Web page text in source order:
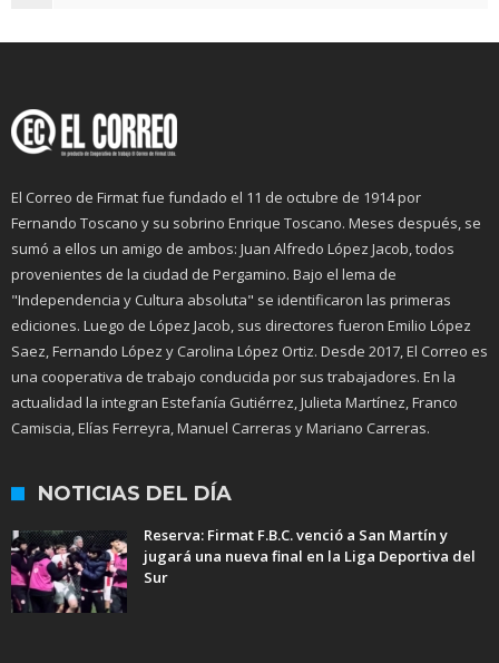
El Correo de Firmat fue fundado el 11 de octubre de 1914 por
Fernando Toscano y su sobrino Enrique Toscano. Meses después, se
sumó a ellos un amigo de ambos: Juan Alfredo López Jacob, todos
provenientes de la ciudad de Pergamino. Bajo el lema de
"Independencia y Cultura absoluta" se identificaron las primeras
ediciones. Luego de López Jacob, sus directores fueron Emilio López
Saez, Fernando López y Carolina López Ortiz. Desde 2017, El Correo es
una cooperativa de trabajo conducida por sus trabajadores. En la
actualidad la integran Estefanía Gutiérrez, Julieta Martínez, Franco
Camiscia, Elías Ferreyra, Manuel Carreras y Mariano Carreras.
NOTICIAS DEL DÍA
Reserva: Firmat F.B.C. venció a San Martín y
jugará una nueva final en la Liga Deportiva del
Sur